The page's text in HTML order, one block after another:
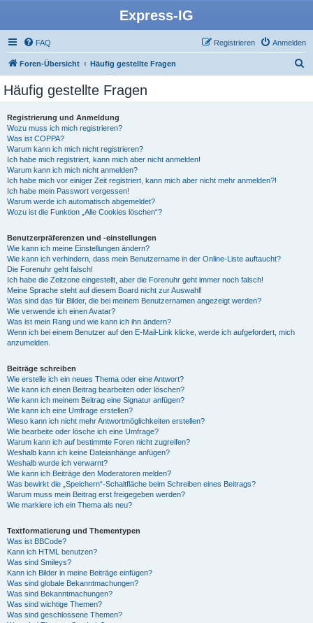
Express-IG
FAQ Anmelden
Registrieren
Foren-Übersicht Häufig gestellte Fragen
Häufig gestellte Fragen
Registrierung und Anmeldung
Wozu muss ich mich registrieren?
Was ist COPPA?
Warum kann ich mich nicht registrieren?
Ich habe mich registriert, kann mich aber nicht anmelden!
Warum kann ich mich nicht anmelden?
Ich habe mich vor einiger Zeit registriert, kann mich aber nicht mehr anmelden?!
Ich habe mein Passwort vergessen!
Warum werde ich automatisch abgemeldet?
Wozu ist die Funktion „Alle Cookies löschen“?
Benutzerpräferenzen und -einstellungen
Wie kann ich meine Einstellungen ändern?
Wie kann ich verhindern, dass mein Benutzername in der Online-Liste auftaucht?
Die Forenuhr geht falsch!
Ich habe die Zeitzone eingestellt, aber die Forenuhr geht immer noch falsch!
Meine Sprache steht auf diesem Board nicht zur Auswahl!
Was sind das für Bilder, die bei meinem Benutzernamen angezeigt werden?
Wie verwende ich einen Avatar?
Was ist mein Rang und wie kann ich ihn ändern?
Wenn ich bei einem Benutzer auf den E-Mail-Link klicke, werde ich aufgefordert, mich
anzumelden.
Beiträge schreiben
Wie erstelle ich ein neues Thema oder eine Antwort?
Wie kann ich einen Beitrag bearbeiten oder löschen?
Wie kann ich meinem Beitrag eine Signatur anfügen?
Wie kann ich eine Umfrage erstellen?
Wieso kann ich nicht mehr Antwortmöglichkeiten erstellen?
Wie bearbeite oder lösche ich eine Umfrage?
Warum kann ich auf bestimmte Foren nicht zugreifen?
Weshalb kann ich keine Dateianhänge anfügen?
Weshalb wurde ich verwarnt?
Wie kann ich Beiträge den Moderatoren melden?
Was bewirkt die „Speichern“-Schaltfläche beim Schreiben eines Beitrags?
Warum muss mein Beitrag erst freigegeben werden?
Wie markiere ich ein Thema als neu?
Textformatierung und Thementypen
Was ist BBCode?
Kann ich HTML benutzen?
Was sind Smileys?
Kann ich Bilder in meine Beiträge einfügen?
Was sind globale Bekanntmachungen?
Was sind Bekanntmachungen?
Was sind wichtige Themen?
Was sind geschlossene Themen?